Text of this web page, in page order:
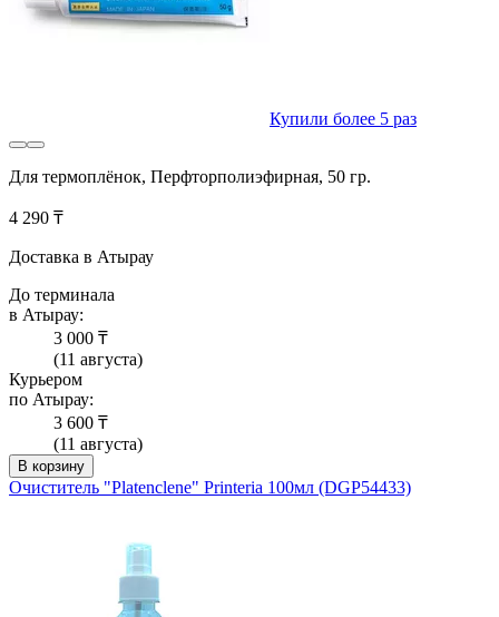
Купили более 5 раз
Для термоплёнок, Перфторполиэфирная, 50 гр.
4 290 ₸
Доставка в Атырау
До терминала
в Атырау:
3 000 ₸
(11 августа)
Курьером
по Атырау:
3 600 ₸
(11 августа)
В корзину
Очиститель "Platenclene" Printeria 100мл (DGP54433)